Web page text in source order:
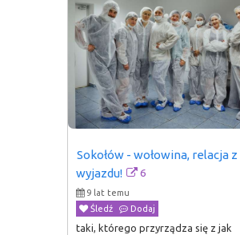
Sokołów - wołowina, relacja z
wyjazdu!
6
9 lat temu
Śledź
Dodaj
taki, którego przyrządza się z jak